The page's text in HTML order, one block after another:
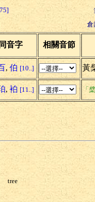
倉
同音字 相關音節
, 伯 [10..] 黃
, 袙 [11..] 「
tree